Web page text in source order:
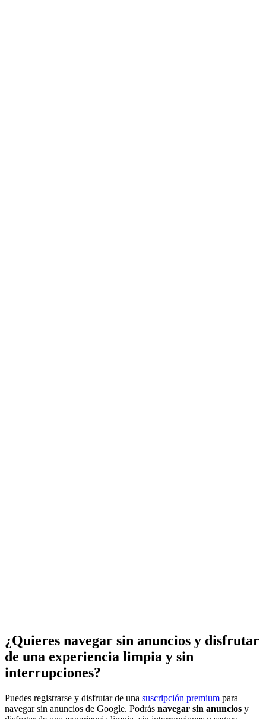
¿Quieres navegar sin anuncios y disfrutar
de una experiencia limpia y sin
interrupciones?
Puedes registrarse y disfrutar de una suscripción premium para
navegar sin anuncios de Google. Podrás navegar sin anuncios y